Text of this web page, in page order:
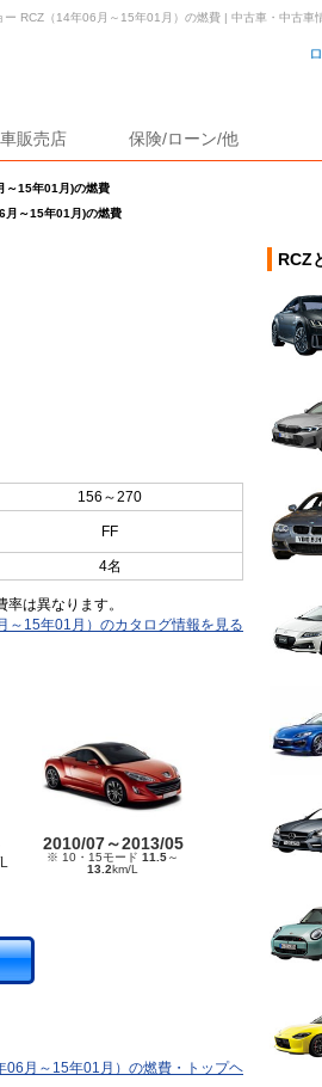
販売店 保険/ローン/他
～15年01月)の燃費
月～15年01月)の燃費
ー RCZ（14年06月～15年01月）の燃費 | 中古車・中古車
156～270
FF
4名
は異なります。
～15年01月）のカタログ情報を見る
2010/07～2013/05
※ 10・15モード 11.5～
13.2km/L
06月～15年01月）の燃費・トップヘ
RCZ